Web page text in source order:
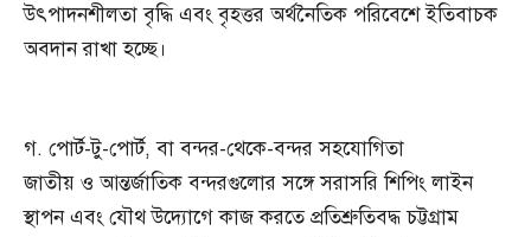
উৎপাদনশীলতা বৃদ্ধি এবং বৃহত্তর অর্থনৈতিক পরিবেশে ইতিবাচক
অবদান রাখা হচ্ছে।
গ. পোর্ট-টু-পোর্ট, বা বন্দর-থেকে-বন্দর সহযোগিতা
জাতীয় ও আন্তর্জাতিক বন্দরগুলোর সঙ্গে সরাসরি শিপিং লাইন
স্থাপন এবং যৌথ উদ্যোগে কাজ করতে প্রতিশ্রুতিবদ্ধ চট্টগ্রাম